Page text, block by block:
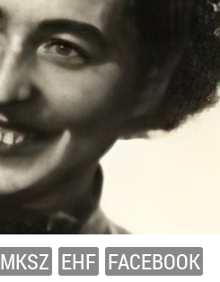
MKSZ EHF FACEBOOK